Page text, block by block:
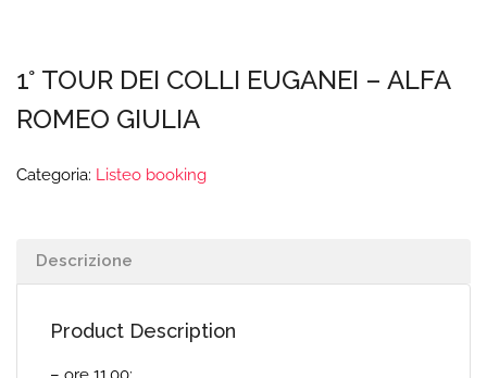
1° TOUR DEI COLLI EUGANEI – ALFA
ROMEO GIULIA
Categoria: Listeo booking
Descrizione
Product Description